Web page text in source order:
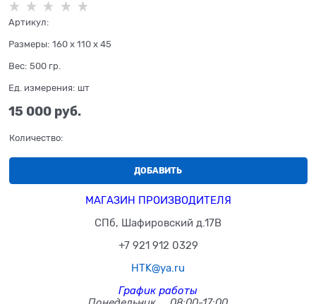
Артикул:
Размеры: 160 x 110 x 45
Вес: 500 гр.
Ед. измерения: шт
15 000 руб.
Количество:
ДОБАВИТЬ
МАГАЗИН ПРОИЗВОДИТЕЛЯ
СПб, Шафировский д.17В
+7 921 912 0329
HTK@ya.ru
График работы